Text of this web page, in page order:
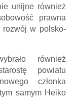
unijne również
prawna
rozwój w polsko-
również
powiatu
członka
samym Heiko